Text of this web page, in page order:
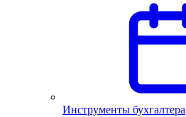
Инструменты бухгалтера